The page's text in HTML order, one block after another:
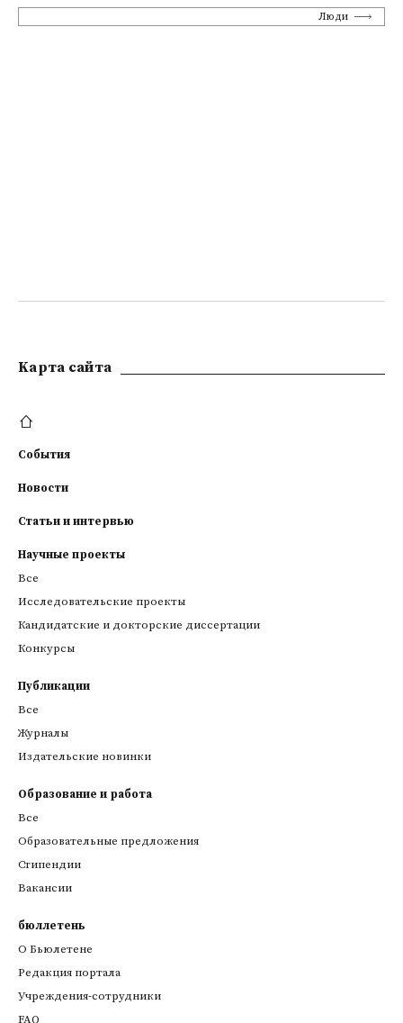
Люди
Kарта сайта
События
Новости
Статьи и интервью
Научные проекты
Все
Исследовательские проекты
Кандидатские и докторские диссертации
Конкурсы
Публикации
Все
Журналы
Издательские новинки
Образование и работа
Все
Образовательные предложения
Стипендии
Вакансии
бюллетень
О Бьюлетене
Редакция портала
Учреждения-сотрудники
FAQ